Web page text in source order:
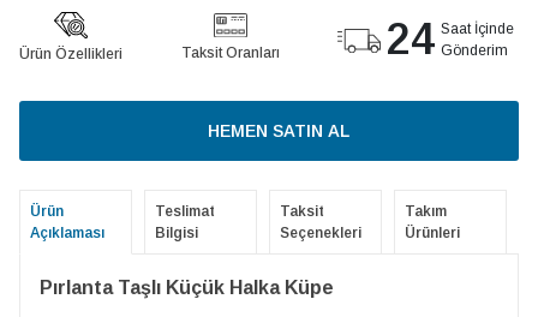
Ürün Özellikleri Taksit Oranları 24 Saat İçinde
Gönderim
HEMEN SATIN AL
Ürün
Açıklaması
Teslimat
Bilgisi
Taksit
Seçenekleri
Takım
Ürünleri
Pırlanta Taşlı Küçük Halka Küpe